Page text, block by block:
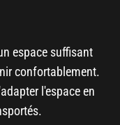
espace suffisant
confortablement.
l'espace en